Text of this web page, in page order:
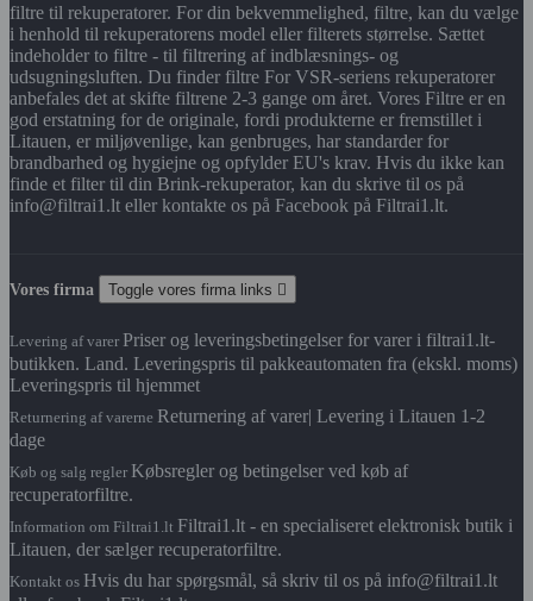
filtre til rekuperatorer. For din bekvemmelighed, filtre, kan du vælge
i henhold til rekuperatorens model eller filterets størrelse. Sættet
indeholder to filtre - til filtrering af indblæsnings- og
udsugningsluften. Du finder filtre For VSR-seriens rekuperatorer
anbefales det at skifte filtrene 2-3 gange om året. Vores Filtre er en
god erstatning for de originale, fordi produkterne er fremstillet i
Litauen, er miljøvenlige, kan genbruges, har standarder for
brandbarhed og hygiejne og opfylder EU's krav. Hvis du ikke kan
finde et filter til din Brink-rekuperator, kan du skrive til os på
info@filtrai1.lt eller kontakte os på Facebook på Filtrai1.lt.
Vores firma Toggle vores firma links 
Levering af varer Priser og leveringsbetingelser for varer i filtrai1.lt-
butikken. Land. Leveringspris til pakkeautomaten fra (ekskl. moms)
Leveringspris til hjemmet
Returnering af varerne Returnering af varer| Levering i Litauen 1-2
dage
Køb og salg regler Købsregler og betingelser ved køb af
recuperatorfiltre.
Information om Filtrai1.lt Filtrai1.lt - en specialiseret elektronisk butik i
Litauen, der sælger recuperatorfiltre.
Kontakt os Hvis du har spørgsmål, så skriv til os på info@filtrai1.lt